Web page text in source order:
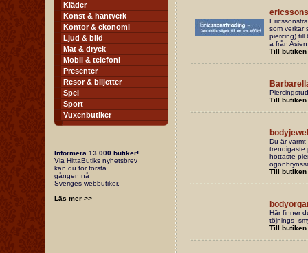
Kläder
Konst & hantverk
Kontor & ekonomi
Ljud & bild
Mat & dryck
Mobil & telefoni
Presenter
Resor & biljetter
Spel
Sport
Vuxenbutiker
Informera 13.000 butiker!
Via HittaButiks nyhetsbrev
kan du för första
gången nå
Sveriges webbutiker.
Läs mer >>
som verkar
piercing) till
a från
Till butiken
Till butiken
Du är varmt
trendigaste
hottaste
Till butiken
Här finner
töjnings-
Till butiken